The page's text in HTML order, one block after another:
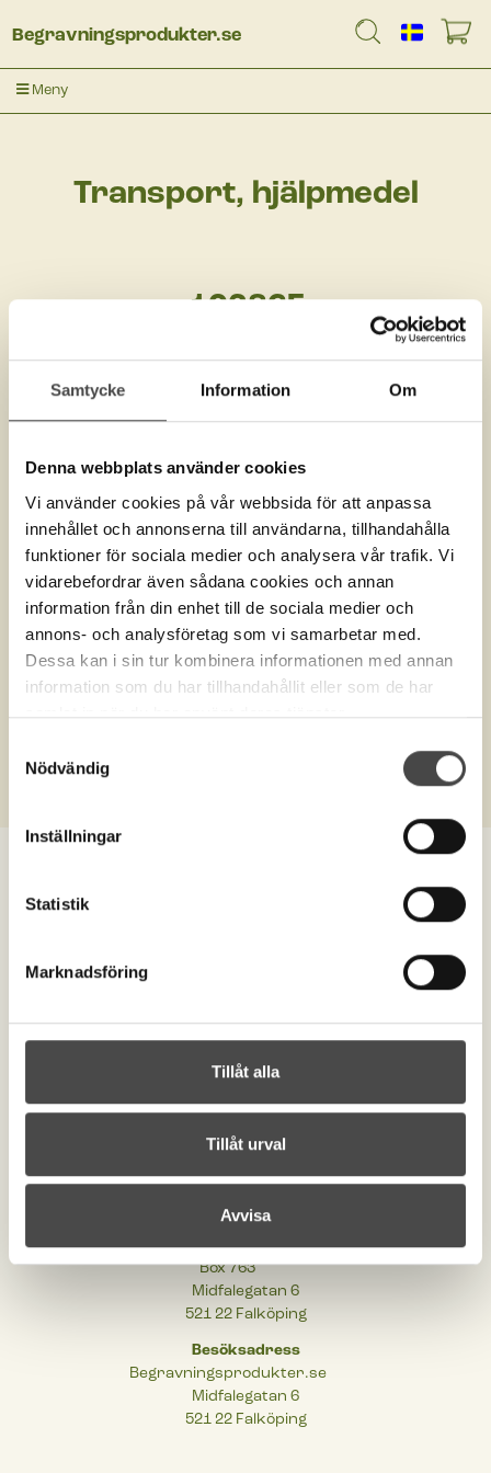
Samtycke Information Om
Denna webbplats använder cookies
Vi använder cookies på vår webbsida för att anpassa
innehållet och annonserna till användarna, tillhandahålla
funktioner för sociala medier och analysera vår trafik. Vi
vidarebefordrar även sådana cookies och annan
information från din enhet till de sociala medier och
annons- och analysföretag som vi samarbetar med.
Dessa kan i sin tur kombinera informationen med annan
information som du har tillhandahållit eller som de har
samlat in när du har använt deras tjänster.
Nödvändig
Inställningar
Statistik
Marknadsföring
Tillåt alla
Tillåt urval
Avvisa
Begravningsprodukter.se
Meny
Transport, hjälpmedel
10286F
Kontakta oss
+46 (0)515-198 00
Om begravningsprodukter
Cookies
Tillgänglighetsinformation
Postadress
Begravningsprodukter.se
Box 763
Midfalegatan 6
521 22 Falköping
Besöksadress
Begravningsprodukter.se
Midfalegatan 6
521 22 Falköping